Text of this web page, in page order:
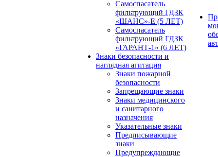
Самоспасатель
фильтрующий ГДЗК
«ШАНС»-Е (5 ЛЕТ)
Самоспасатель
фильтрующий ГДЗК
«ГАРАНТ-1» (6 ЛЕТ)
Знаки безопасности и
наглядная агитация
Знаки пожарной
безопасности
Запрещающие знаки
Знаки медицинского
и санитарного
назначения
Указательные знаки
Предписывающие
знаки
Предупреждающие